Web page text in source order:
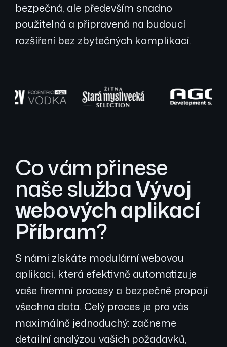
bezpečná, ale především snadno
použitelná a připravená na budoucí
rozšíření bez zbytečných komplikací.
Co vám přinese
naše službaVývoj
webových aplikací
Příbram?
S námi získáte modulární webovou
aplikaci, která efektivně automatizuje
vaše firemní procesy a bezpečně propojí
všechna data. Celý proces je pro vás
maximálně jednoduchý: začneme
detailní analýzou vašich požadavků,